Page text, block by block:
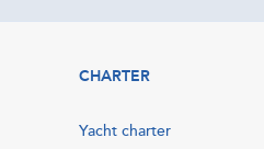
CHARTER
Yacht charter